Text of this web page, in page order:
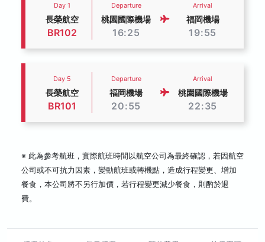
Day 1
長榮航空
BR102
Departure
桃園國際機場
16:25
Arrival
福岡機場
19:55
Day 5
長榮航空
BR101
Departure
福岡機場
20:55
Arrival
桃園國際機場
22:35
※ 此為參考航班，實際航班時間以航空公司為最終確認，若因航空
公司或不可抗力因素，變動航班或轉機點，造成行程變更、增加
餐食，本公司將不另行加價，若行程變更減少餐食，則酌於退
費。